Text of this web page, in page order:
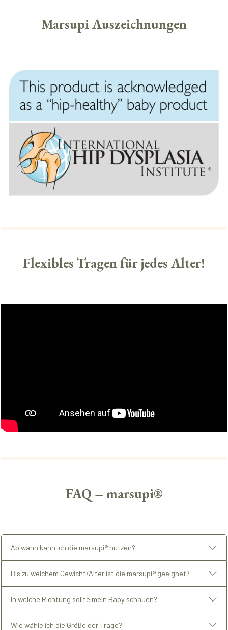
Marsupi Auszeichnungen
Flexibles Tragen für jedes Alter!
FAQ – marsupi®
Ab wann kann ich die marsupi® nutzen?
Bis zu welchem Gewicht/Alter ist die marsupi® geeignet?
In welche Richtung sollte mein Baby schauen?
Wie wähle ich die Größe der Trage?